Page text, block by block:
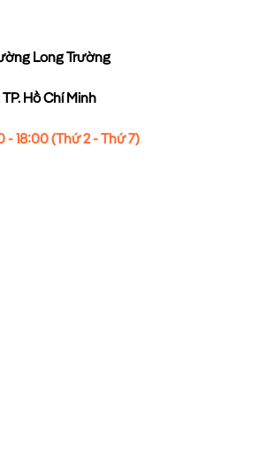
Long Trường
Hồ Chí Minh
- 18:00 (Thứ 2 - Thứ 7)